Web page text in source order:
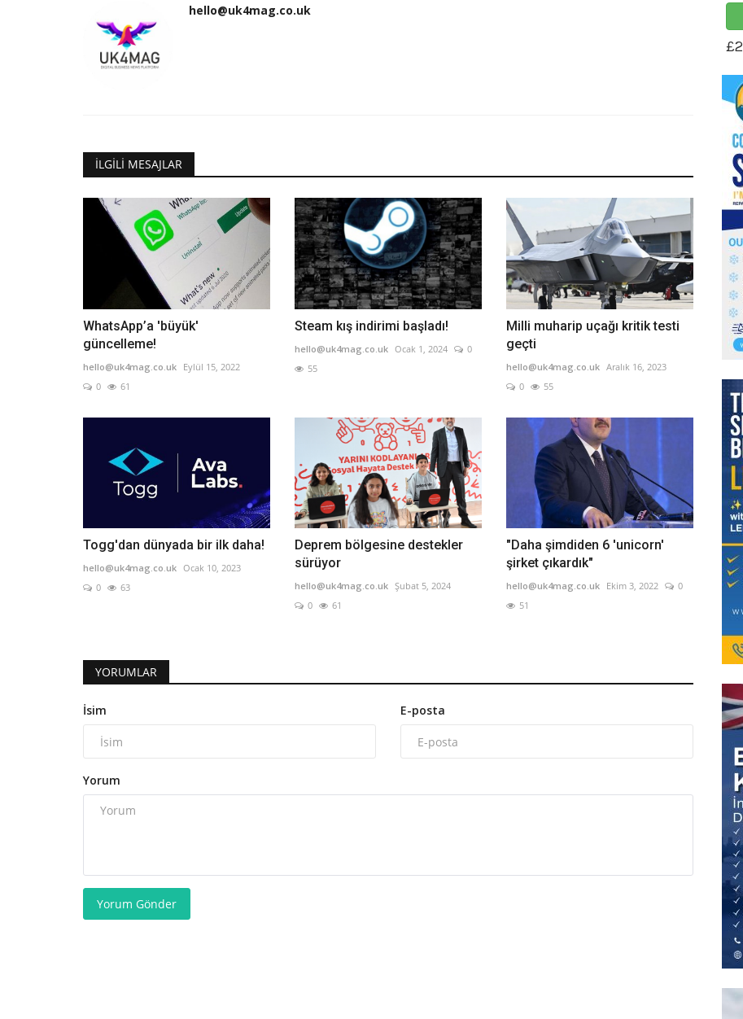
hello@uk4mag.co.uk
İLGILI MESAJLAR
WhatsApp’a 'büyük'
güncelleme!
hello@uk4mag.co.uk Eylül 15, 2022
0
61
Steam kış indirimi başladı!
hello@uk4mag.co.uk Ocak 1, 2024
0
55
Milli muharip uçağı kritik testi
geçti
hello@uk4mag.co.uk Aralık 16, 2023
0
55
Togg'dan dünyada bir ilk daha!
hello@uk4mag.co.uk Ocak 10, 2023
0
63
Deprem bölgesine destekler
sürüyor
hello@uk4mag.co.uk Şubat 5, 2024
0
61
"Daha şimdiden 6 'unicorn'
şirket çıkardık"
hello@uk4mag.co.uk Ekim 3, 2022
0
51
YORUMLAR
İsim E-posta
Yorum
Yorum Gönder